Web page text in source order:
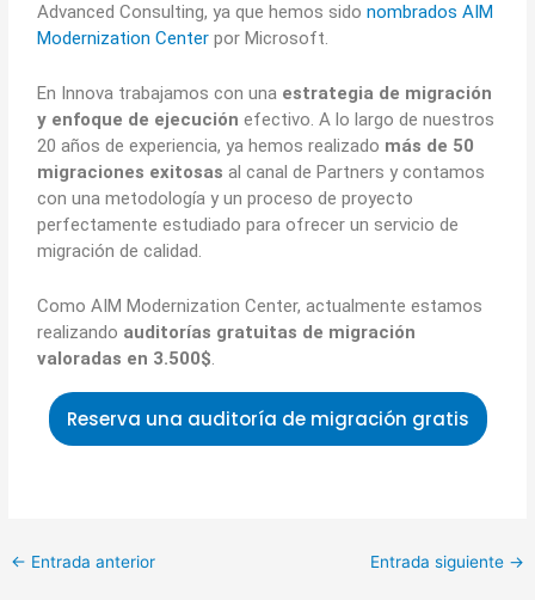
Advanced Consulting, ya que hemos sidonombrados AIM
Modernization Center por Microsoft.
En Innova trabajamos con una estrategia de migración
y enfoque de ejecución efectivo. A lo largo de nuestros
20 años de experiencia, ya hemos realizado más de 50
migraciones exitosas al canal de Partners y contamos
con una metodología y un proceso de proyecto
perfectamente estudiado para ofrecer un servicio de
migración de calidad.
Como AIM Modernization Center, actualmente estamos
realizando auditorías gratuitas de migración
valoradas en 3.500$.
Reserva una auditoría de migración gratis
← Entrada anterior Entrada siguiente →